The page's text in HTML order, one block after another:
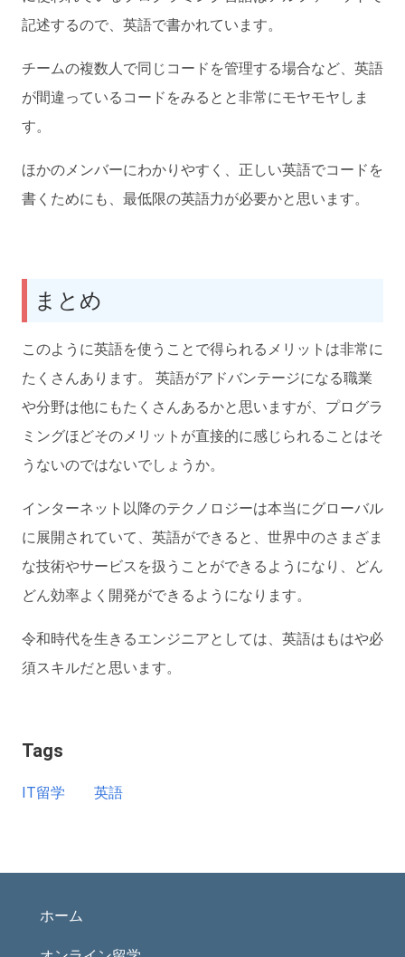
記述するので、英語で書かれています。
チームの複数人で同じコードを管理する場合など、英語
が間違っているコードをみるとと非常にモヤモヤしま
す。
ほかのメンバーにわかりやすく、正しい英語でコードを
書くためにも、最低限の英語力が必要かと思います。
まとめ
このように英語を使うことで得られるメリットは非常に
たくさんあります。 英語がアドバンテージになる職業
や分野は他にもたくさんあるかと思いますが、プログラ
ミングほどそのメリットが直接的に感じられることはそ
うないのではないでしょうか。
インターネット以降のテクノロジーは本当にグローバル
に展開されていて、英語ができると、世界中のさまざま
な技術やサービスを扱うことができるようになり、どん
どん効率よく開発ができるようになります。
令和時代を生きるエンジニアとしては、英語はもはや必
須スキルだと思います。
Tags
IT留学 英語
ホーム